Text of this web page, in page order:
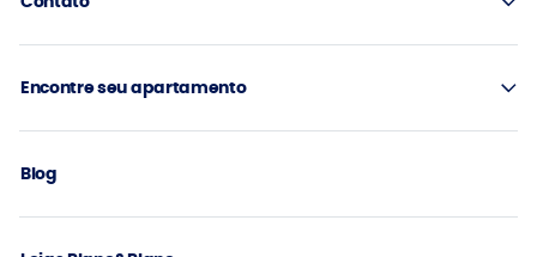
Encontre seu apartamento
Blog